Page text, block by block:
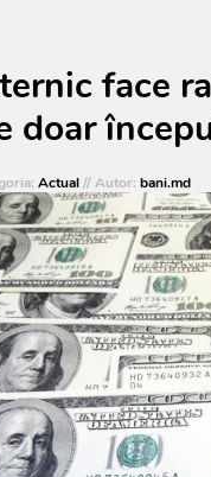
face
doar
Actual// Autor: bani.md